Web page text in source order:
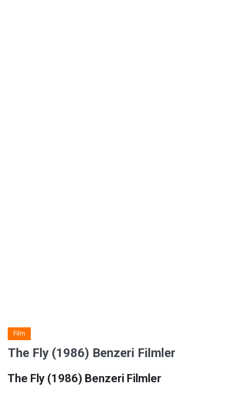
Film
The Fly (1986) Benzeri Filmler
The Fly (1986) Benzeri Filmler